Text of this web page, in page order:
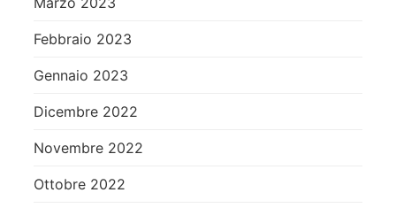
Febbraio 2023
Gennaio 2023
Dicembre 2022
Novembre 2022
Ottobre 2022